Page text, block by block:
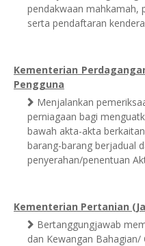
pendakwaan mahkamah,
serta pendaftaran
Kementerian
Pengguna
Menjalankan
perniagaan bagi
bawah akta-akta
barang-barang berjadual
penyerahan/penentuan
Kementerian Pertanian
Bertanggungjawab
dan Kewangan Bahagian/